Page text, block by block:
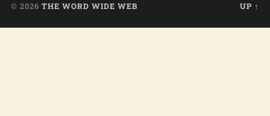
© 2026 THE WORD WIDE WEB UP ↑